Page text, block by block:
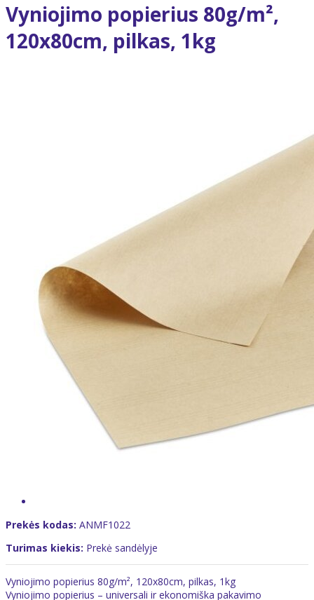
Vyniojimo popierius 80g/m²,
120x80cm, pilkas, 1kg
Prekės kodas: ANMF1022
Turimas kiekis: Prekė sandėlyje
Vyniojimo popierius 80g/m², 120x80cm, pilkas, 1kg
Vyniojimo popierius – universali ir ekonomiška pakavimo